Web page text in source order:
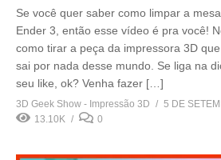
Se você quer saber como limpar a
Ender 3, então esse vídeo é pra você!
como tirar a peça da impressora 3D
sai por nada desse mundo. Se liga na
seu like, ok? Venha fazer […]
3D Geek Show - Impressão 3D
5 DE
13.10K
0